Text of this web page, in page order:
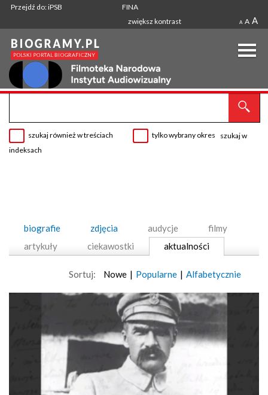
Przejdź do: iPSB
FINA
zwiększ kontrast
A A A
szukaj również w treściach tylko wybrany okres
szukaj w
indeksach
biografie zdjęcia audycje
filmy
artykuły
ciekawostki aktualności
Sortuj: Nowe | Popularne | Alfabetycznie